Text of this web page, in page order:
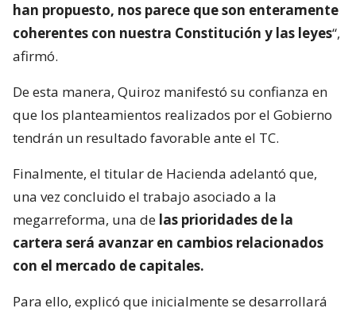
han propuesto, nos parece que son enteramente
coherentes con nuestra Constitución y las leyes“,
afirmó.
De esta manera, Quiroz manifestó su confianza en
que los planteamientos realizados por el Gobierno
tendrán un resultado favorable ante el TC.
Finalmente, el titular de Hacienda adelantó que,
una vez concluido el trabajo asociado a la
megarreforma, una de las prioridades de la
cartera será avanzar en cambios relacionados
con el mercado de capitales.
Para ello, explicó que inicialmente se desarrollará